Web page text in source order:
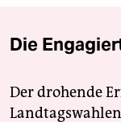
Die
Der drohende